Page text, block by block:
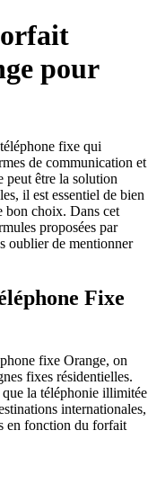
pour
fixe qui
de communication et
peut être la solution
il est essentiel de bien
bon choix. Dans cet
proposées par
oublier de mentionner
Fixe
fixe Orange, on
fixes résidentielles.
la téléphonie illimitée
internationales,
en fonction du forfait